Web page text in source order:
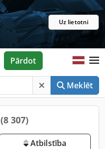
Uz lietotni
Meklēt
Pārdot
(8 307)
Atbilstība